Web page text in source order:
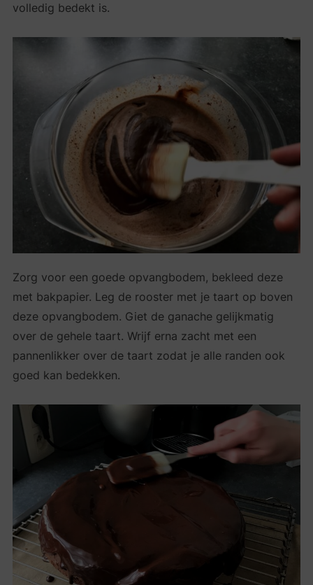
volledig bedekt is.
Zorg voor een goede opvangbodem, bekleed deze
met bakpapier. Leg de rooster met je taart op boven
deze opvangbodem. Giet de ganache gelijkmatig
over de gehele taart. Wrijf erna zacht met een
pannenlikker over de taart zodat je alle randen ook
goed kan bedekken.